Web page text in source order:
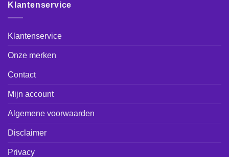
Klantenservice
Klantenservice
Onze merken
Contact
Mijn account
Algemene voorwaarden
Disclaimer
Privacy